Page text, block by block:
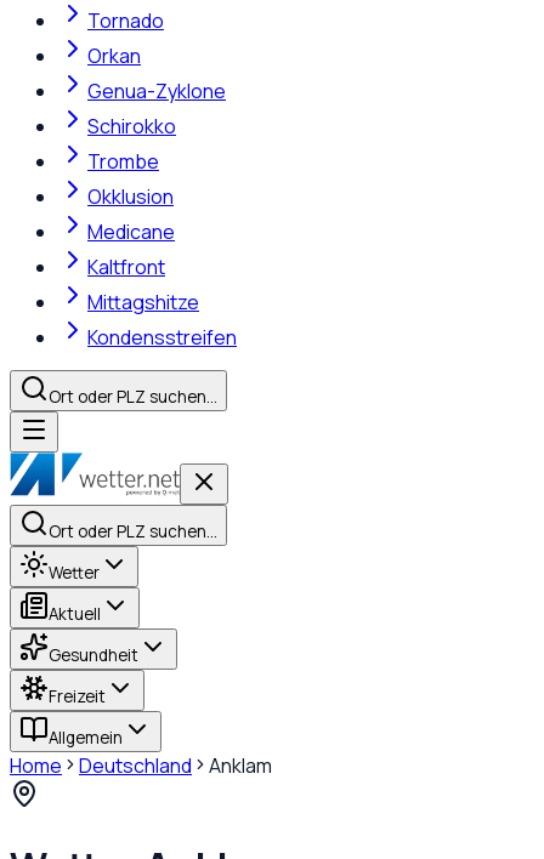
Tornado
Orkan
Genua-Zyklone
Schirokko
Trombe
Okklusion
Medicane
Kaltfront
Mittagshitze
Kondensstreifen
Ort oder PLZ suchen…
Ort oder PLZ suchen…
Wetter
Aktuell
Gesundheit
Freizeit
Allgemein
Home Deutschland Anklam